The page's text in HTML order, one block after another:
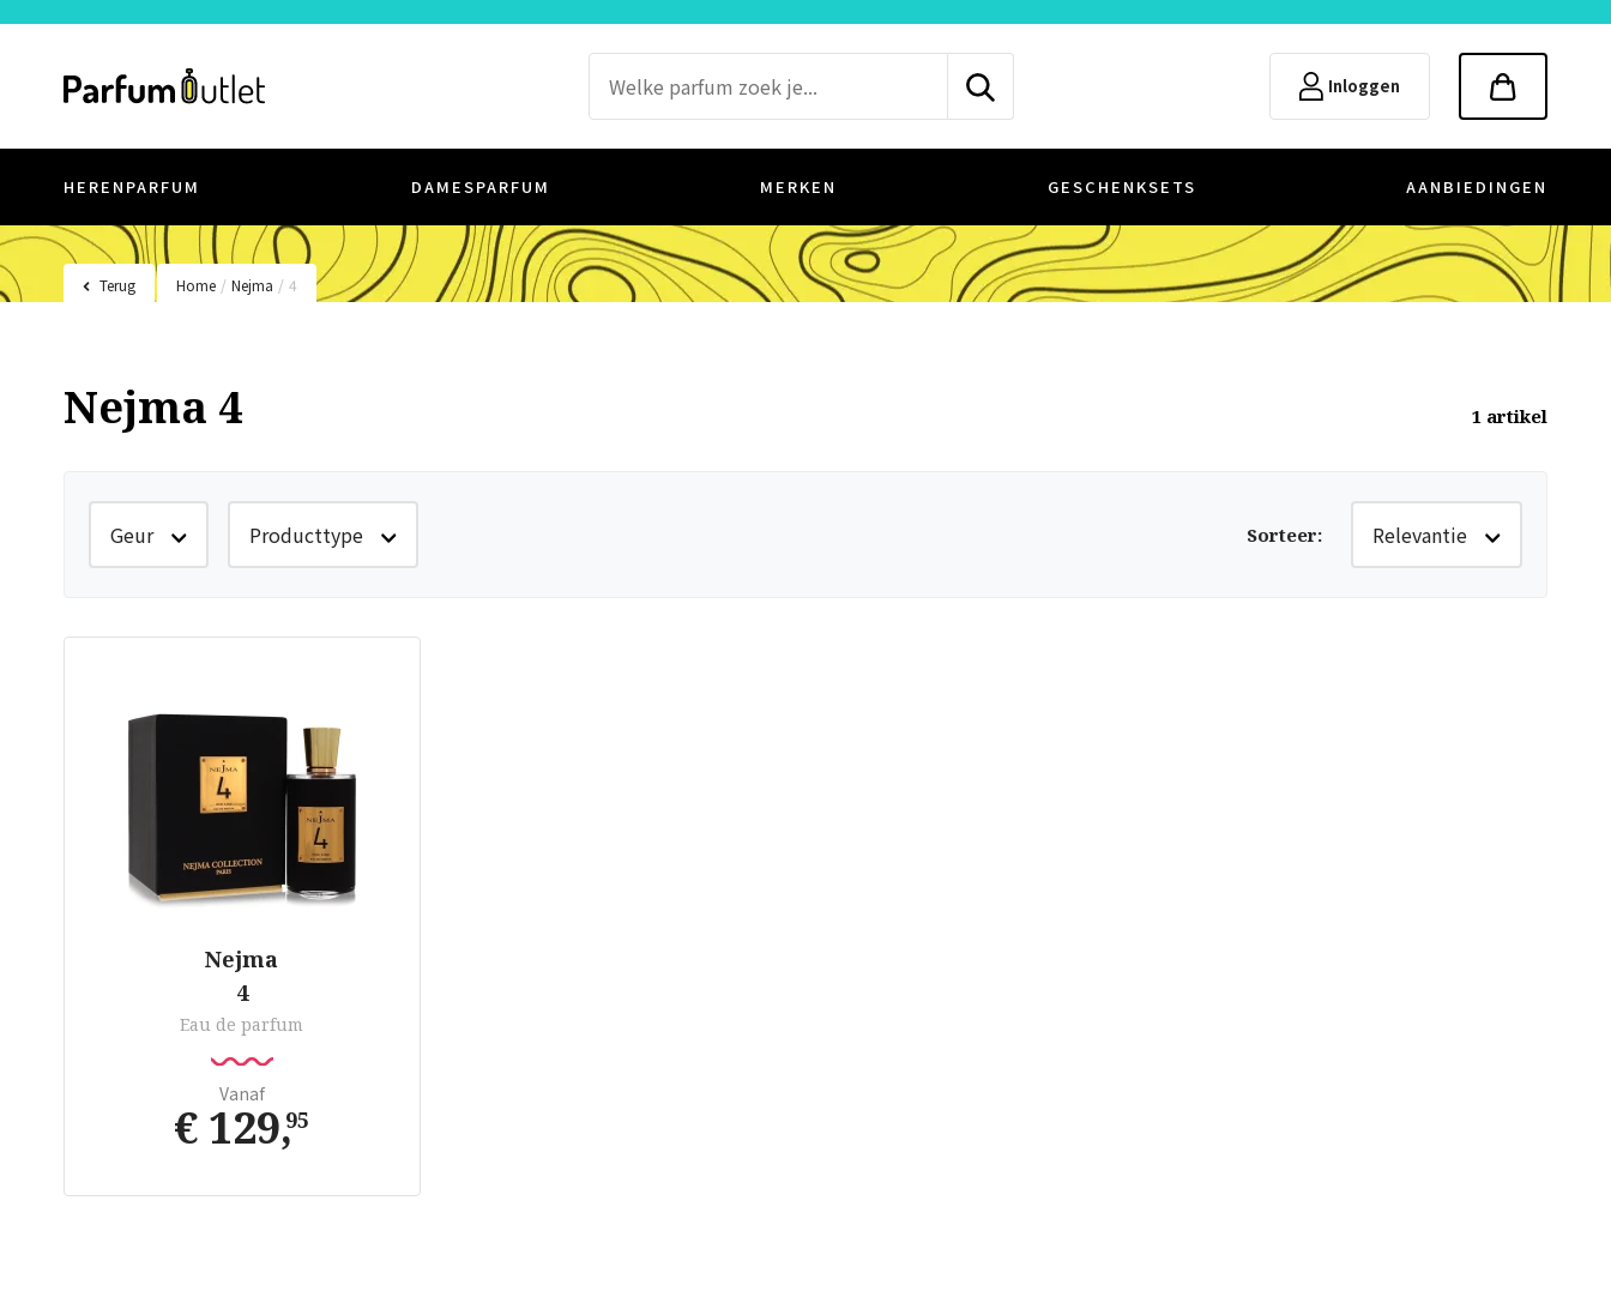
Inloggen
HERENPARFUM DAMESPARFUM MERKEN GESCHENKSETS AANBIEDINGEN
Terug Home / Nejma / 4
Nejma 4 1 artikel
Geur Producttype Sorteer: Relevantie
Nejma
4
Eau de parfum
Vanaf
€ 129,95